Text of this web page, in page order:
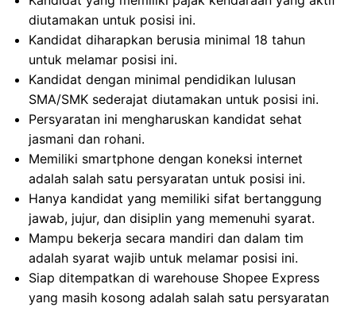
diutamakan untuk posisi ini.
Kandidat diharapkan berusia minimal 18 tahun
untuk melamar posisi ini.
Kandidat dengan minimal pendidikan lulusan
SMA/SMK sederajat diutamakan untuk posisi ini.
Persyaratan ini mengharuskan kandidat sehat
jasmani dan rohani.
Memiliki smartphone dengan koneksi internet
adalah salah satu persyaratan untuk posisi ini.
Hanya kandidat yang memiliki sifat bertanggung
jawab, jujur, dan disiplin yang memenuhi syarat.
Mampu bekerja secara mandiri dan dalam tim
adalah syarat wajib untuk melamar posisi ini.
Siap ditempatkan di warehouse Shopee Express
yang masih kosong adalah salah satu persyaratan